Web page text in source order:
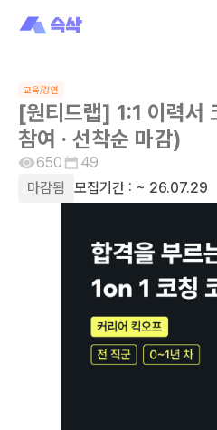
교육/강연
[원티드랩] 1:1 이력서
참여 · 선착순 마감)
650
49
마감됨
모집기간 : ~ 26.07.29